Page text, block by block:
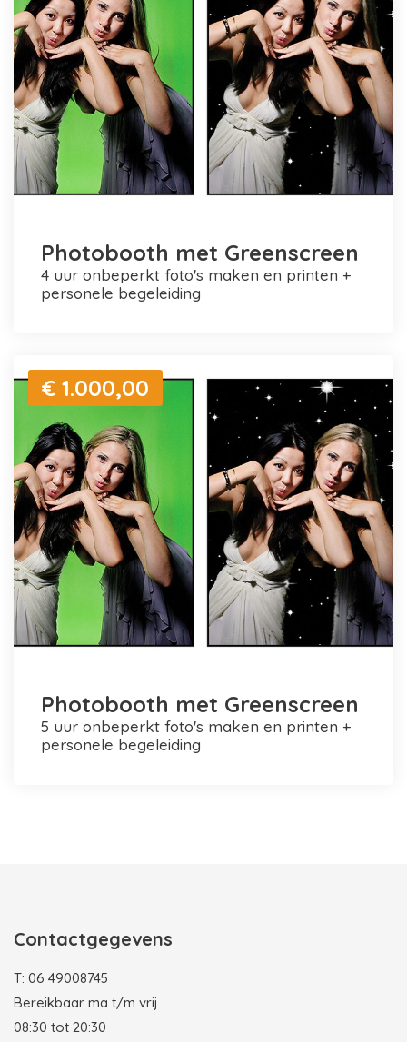
Photobooth met Greenscreen
4 uur onbeperkt foto's maken en printen +
personele begeleiding
€ 1.000,00
Photobooth met Greenscreen
5 uur onbeperkt foto's maken en printen +
personele begeleiding
Contactgegevens
T: 06 49008745
Bereikbaar ma t/m vrij
08:30 tot 20:30